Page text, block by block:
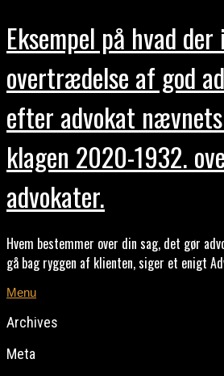
Eksempel på hvad
overtrædelse af god
efter advokat
klagen 2020-1932.
advokater.
Hvem bestemmer over din sag, det gør
gå bag ryggen af klienten, siger et enigt
Menu
Archives
Meta